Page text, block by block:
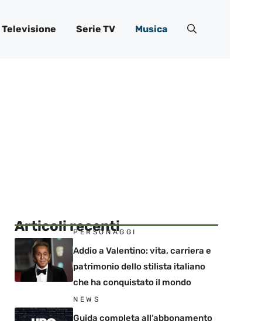
Televisione Serie TV Musica
Articoli recenti
PERSONAGGI
Addio a Valentino: vita, carriera e
patrimonio dello stilista italiano
che ha conquistato il mondo
NEWS
Guida completa all’abbonamento